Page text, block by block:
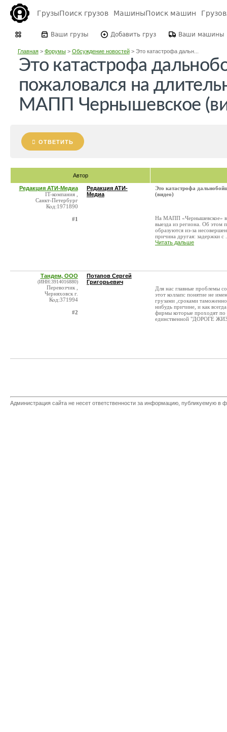
ГрузыПоиск грузов МашиныПоиск машин
Ваши грузы Добавить груз Ваши машины
Главная> Форумы> Обсуждение новостей> Это катастрофа дальн...
Это катастрофа
пожаловался на
МАПП Чернышевское
ОТВЕТИТЬ
Автор
Редакция АТИ-Медиа
IT-компания ,
Санкт-Петербург
Код:1971890
#1
Редакция АТИ-
Медиа
Это катастрофа
(видео)
На МАПП «Чернышевское» в
выезда из региона. Об этом
образуются из-за
причина другая: задержки с
Читать дальше
Тандем, ООО
(ИНН:3914016880)
Перевозчик ,
Черняховск г.
Код:371994
#2
Потапов Сергей
Григорьевич
Для нас главные проблемы
этот коллапс понятие не
грузами ,сроками
нибудь причине, и как
фирмы которые проходят по
единственной "ДОРОГЕ
Администрация сайта не несет ответственности за информацию, публикуемую